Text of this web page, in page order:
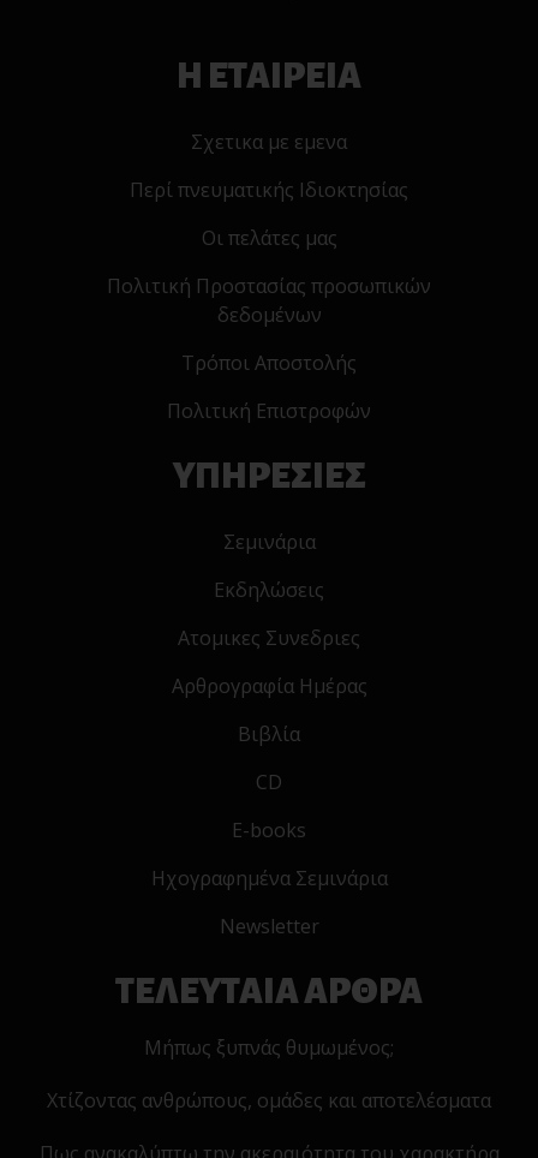
Η ΕΤΑΙΡΕΙΑ
Σχετικα με εμενα
Περί πνευματικής Ιδιοκτησίας
Οι πελάτες μας
Πολιτική Προστασίας προσωπικών
δεδομένων
Τρόποι Αποστολής
Πολιτική Επιστροφών
ΥΠΗΡΕΣΙΕΣ
Σεμινάρια
Εκδηλώσεις
Ατομικες Συνεδριες
Αρθρογραφία Ημέρας
Βιβλία
CD
E-books
Ηχογραφημένα Σεμινάρια
Newsletter
ΤΕΛΕΥΤΑΙΑ ΑΡΘΡΑ
Μήπως ξυπνάς θυμωμένος;
Χτίζοντας ανθρώπους, ομάδες και αποτελέσματα